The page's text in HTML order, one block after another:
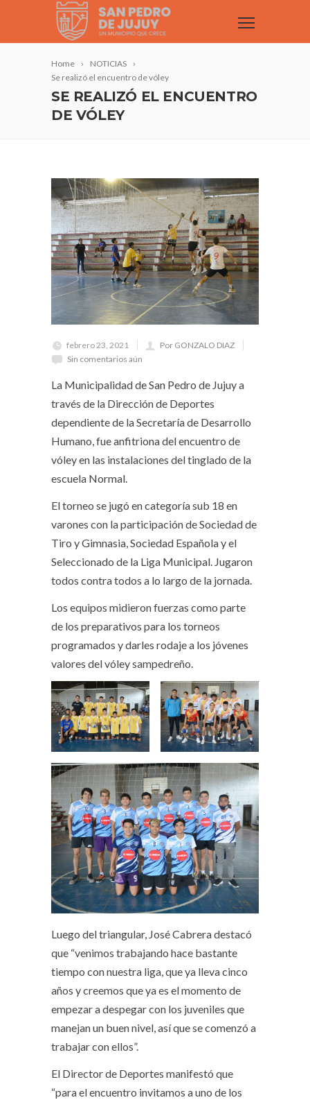
Home
NOTICIAS
Se realizó el encuentro de vóley
SE REALIZÓ EL ENCUENTRO
DE VÓLEY
febrero 23, 2021
Por GONZALO DIAZ
Sin comentarios aún
La Municipalidad de San Pedro de Jujuy a
través de la Dirección de Deportes
dependiente de la Secretaría de Desarrollo
Humano, fue anfitriona del encuentro de
vóley en las instalaciones del tinglado de la
escuela Normal.
El torneo se jugó en categoría sub 18 en
varones con la participación de Sociedad de
Tiro y Gimnasia, Sociedad Española y el
Seleccionado de la Liga Municipal. Jugaron
todos contra todos a lo largo de la jornada.
Los equipos midieron fuerzas como parte
de los preparativos para los torneos
programados y darles rodaje a los jóvenes
valores del vóley sampedreño.
Luego del triangular, José Cabrera destacó
que “venimos trabajando hace bastante
tiempo con nuestra liga, que ya lleva cinco
años y creemos que ya es el momento de
empezar a despegar con los juveniles que
manejan un buen nivel, así que se comenzó a
trabajar con ellos”.
El Director de Deportes manifestó que
“para el encuentro invitamos a uno de los